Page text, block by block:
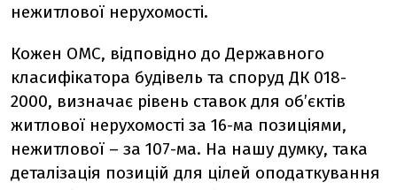
нежитлової нерухомості.
Кожен ОМС, відповідно до Державного
класифікатора будівель та споруд ДК 018-
2000, визначає рівень ставок для об’єктів
житлової нерухомості за 16-ма позиціями,
нежитлової – за 107-ма. На нашу думку, така
деталізація позицій для цілей оподаткування